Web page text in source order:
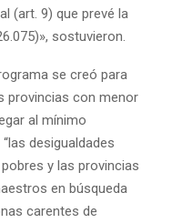
(art. 9) que prevé la
sostuvieron.
se creó para
provincias con menor
al mínimo
desigualdades
y las provincias
en búsqueda
carentes de